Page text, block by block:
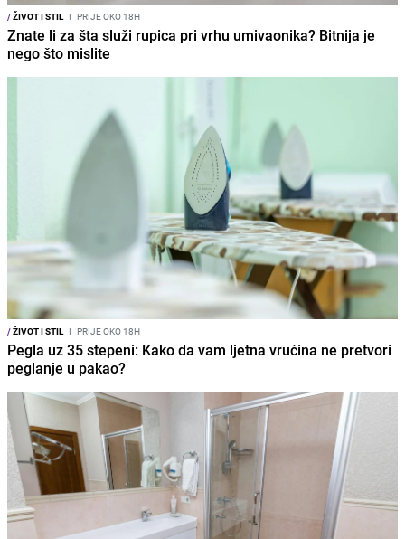
/ŽIVOT I STIL I PRIJE OKO 18H
Znate li za šta služi rupica pri vrhu umivaonika? Bitnija je
nego što mislite
/ŽIVOT I STIL I PRIJE OKO 18H
Pegla uz 35 stepeni: Kako da vam ljetna vrućina ne pretvori
peglanje u pakao?